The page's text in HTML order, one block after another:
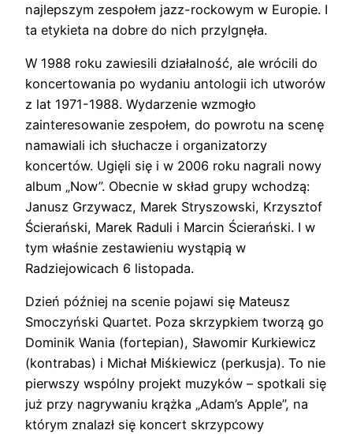
najlepszym zespołem jazz-rockowym w Europie. I
ta etykieta na dobre do nich przylgnęła.
W 1988 roku zawiesili działalność, ale wrócili do
koncertowania po wydaniu antologii ich utworów
z lat 1971-1988. Wydarzenie wzmogło
zainteresowanie zespołem, do powrotu na scenę
namawiali ich słuchacze i organizatorzy
koncertów. Ugięli się i w 2006 roku nagrali nowy
album „Now”. Obecnie w skład grupy wchodzą:
Janusz Grzywacz, Marek Stryszowski, Krzysztof
Ścierański, Marek Raduli i Marcin Ścierański. I w
tym właśnie zestawieniu wystąpią w
Radziejowicach 6 listopada.
Dzień później na scenie pojawi się Mateusz
Smoczyński Quartet. Poza skrzypkiem tworzą go
Dominik Wania (fortepian), Sławomir Kurkiewicz
(kontrabas) i Michał Miśkiewicz (perkusja). To nie
pierwszy wspólny projekt muzyków – spotkali się
już przy nagrywaniu krążka „Adam’s Apple”, na
którym znalazł się koncert skrzypcowy